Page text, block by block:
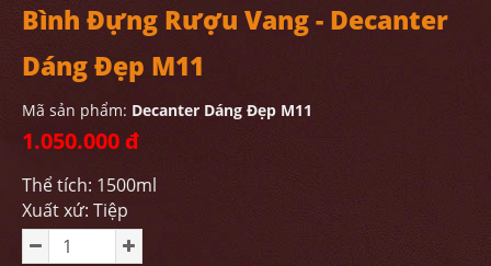
Bình Đựng Rượu Vang - Decanter
Dáng Đẹp M11
Mã sản phẩm: Decanter Dáng Đẹp M11
1.050.000 đ
Thể tích: 1500ml
Xuất xứ: Tiệp